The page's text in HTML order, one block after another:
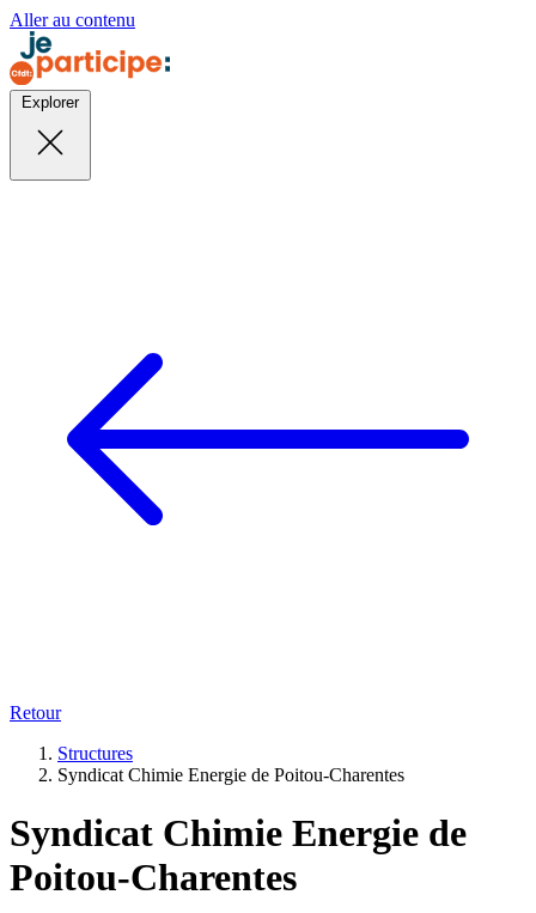
Aller au contenu
Explorer
Retour
Structures
Syndicat Chimie Energie de Poitou-Charentes
Syndicat Chimie Energie de
Poitou-Charentes